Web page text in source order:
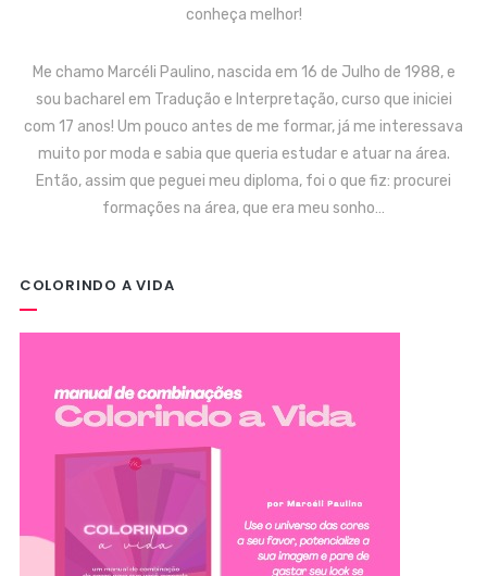
conheça melhor!
Me chamo Marcéli Paulino, nascida em 16 de Julho de 1988, e
sou bacharel em Tradução e Interpretação, curso que iniciei
com 17 anos! Um pouco antes de me formar, já me interessava
muito por moda e sabia que queria estudar e atuar na área.
Então, assim que peguei meu diploma, foi o que fiz: procurei
formações na área, que era meu sonho…
COLORINDO A VIDA